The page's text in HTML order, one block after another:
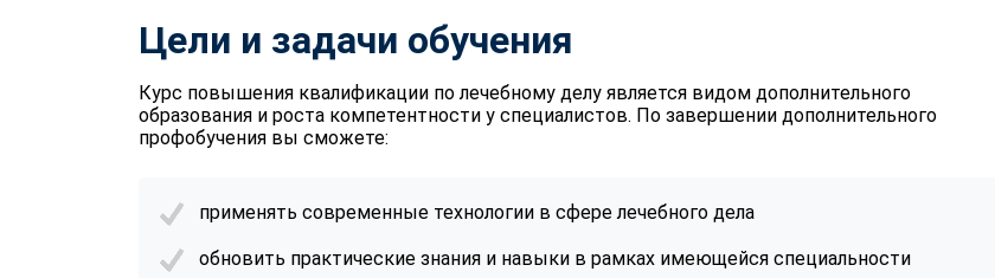
Цели и задачи обучения
Курс повышения квалификации по лечебному делу является видом дополнительного
образования и роста компетентности у специалистов. По завершении дополнительного
профобучения вы сможете:
применять современные технологии в сфере лечебного дела
обновить практические знания и навыки в рамках имеющейся специальности